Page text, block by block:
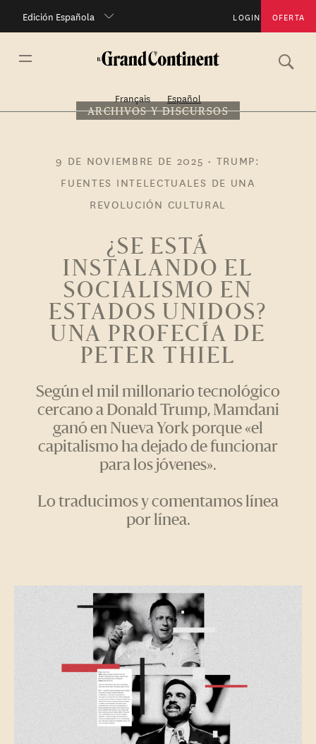
Edición Española LOGIN OFERTA
Français Español
ARCHIVOS Y DISCURSOS
9 DE NOVIEMBRE DE 2025 • TRUMP:
FUENTES INTELECTUALES DE UNA
REVOLUCIÓN CULTURAL
¿SE ESTÁ
INSTALANDO EL
SOCIALISMO EN
ESTADOS UNIDOS?
UNA PROFECÍA DE
PETER THIEL
Según el mil millonario tecnológico
cercano a Donald Trump, Mamdani
ganó en Nueva York porque «el
capitalismo ha dejado de funcionar
para los jóvenes».
Lo traducimos y comentamos línea
por línea.